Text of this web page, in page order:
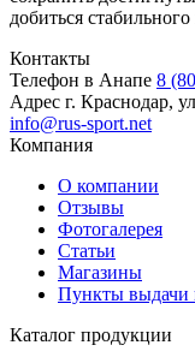
добиться
Контакты
Телефон в Анапе 8
Адрес г. Краснодар,
info@rus-sport.net
Компания
О компании
Отзывы
Фотогалерея
Статьи
Магазины
Пункты выдачи
Каталог продукции